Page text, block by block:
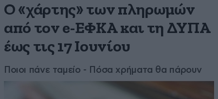
Ο «χάρτης» των πληρωμών
από τον e-ΕΦΚΑ και τη ΔΥΠΑ
έως τις 17 Ιουνίου
Ποιοι πάνε ταμείο - Πόσα χρήματα θα πάρουν